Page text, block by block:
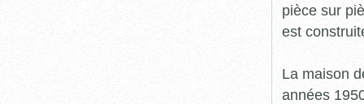
pièce sur
est
La maison
années